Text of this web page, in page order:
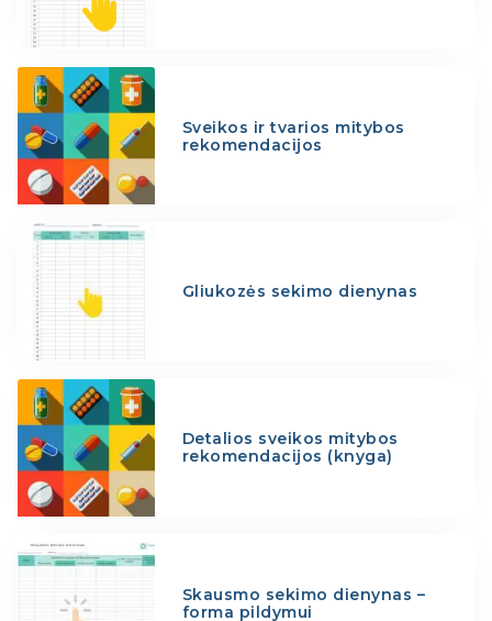
Sveikos ir tvarios mitybos
rekomendacijos
Gliukozės sekimo dienynas
Detalios sveikos mitybos
rekomendacijos (knyga)
Skausmo sekimo dienynas –
forma pildymui